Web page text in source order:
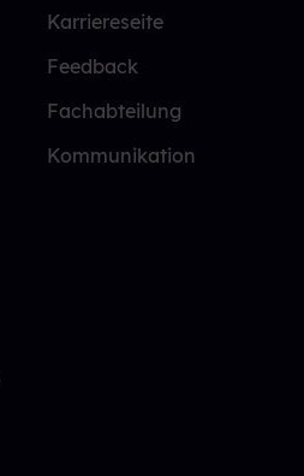
Karriereseite
Feedback
Fachabteilung
Kommunikation